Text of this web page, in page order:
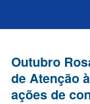
Outubro
de Atenção
ações de